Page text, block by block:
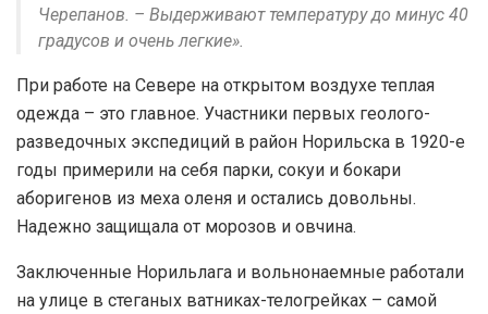
Черепанов. – Выдерживают температуру до минус 40
градусов и очень легкие».
При работе на Севере на открытом воздухе теплая
одежда – это главное. Участники первых геолого-
разведочных экспедиций в район Норильска в 1920-е
годы примерили на себя парки, сокуи и бокари
аборигенов из меха оленя и остались довольны.
Надежно защищала от морозов и овчина.
Заключенные Норильлага и вольнонаемные работали
на улице в стеганых ватниках-телогрейках – самой